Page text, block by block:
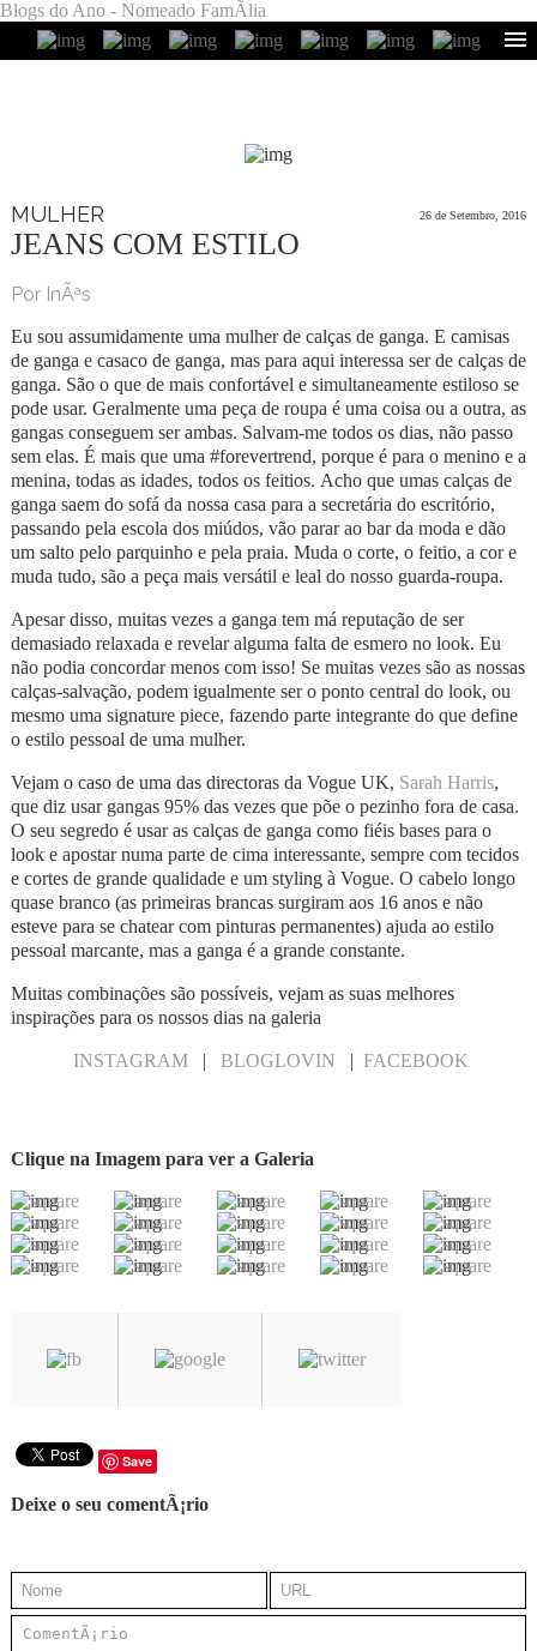
Blogs do Ano - Nomeado FamÃ­lia
MULHER 26 de Setembro, 2016
JEANS COM ESTILO
Por InÃªs
Eu sou assumidamente uma mulher de calças de ganga. E camisas
de ganga e casaco de ganga, mas para aqui interessa ser de calças de
ganga. São o que de mais confortável e simultaneamente estiloso se
pode usar. Geralmente uma peça de roupa é uma coisa ou a outra, as
gangas conseguem ser ambas. Salvam-me todos os dias, não passo
sem elas. É mais que uma #forevertrend, porque é para o menino e a
menina, todas as idades, todos os feitios. Acho que umas calças de
ganga saem do sofá da nossa casa para a secretária do escritório,
passando pela escola dos miúdos, vão parar ao bar da moda e dão
um salto pelo parquinho e pela praia. Muda o corte, o feitio, a cor e
muda tudo, são a peça mais versátil e leal do nosso guarda-roupa.
Apesar disso, muitas vezes a ganga tem má reputação de ser
demasiado relaxada e revelar alguma falta de esmero no look. Eu
não podia concordar menos com isso! Se muitas vezes são as nossas
calças-salvação, podem igualmente ser o ponto central do look, ou
mesmo uma signature piece, fazendo parte integrante do que define
o estilo pessoal de uma mulher.
Vejam o caso de uma das directoras da Vogue UK, Sarah Harris,
que diz usar gangas 95% das vezes que põe o pezinho fora de casa.
O seu segredo é usar as calças de ganga como fiéis bases para o
look e apostar numa parte de cima interessante, sempre com tecidos
e cortes de grande qualidade e um styling à Vogue. O cabelo longo
quase branco (as primeiras brancas surgiram aos 16 anos e não
esteve para se chatear com pinturas permanentes) ajuda ao estilo
pessoal marcante, mas a ganga é a grande constante.
Muitas combinações são possíveis, vejam as suas melhores
inspirações para os nossos dias na galeria
INSTAGRAM| BLOGLOVIN | FACEBOOK
Clique na Imagem para ver a Galeria
Save
Deixe o seu comentÃ¡rio